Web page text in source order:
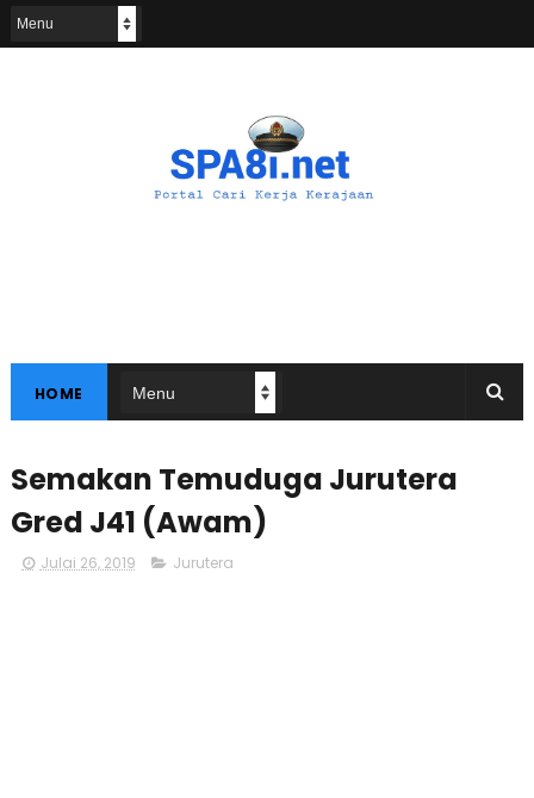
HOME
Semakan Temuduga Jurutera
Gred J41 (Awam)
Julai 26, 2019 Jurutera